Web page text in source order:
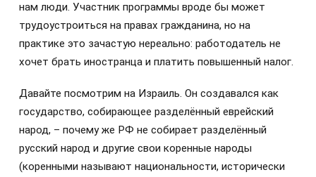
нам люди. Участник программы вроде бы может
трудоустроиться на правах гражданина, но на
практике это зачастую нереально: работодатель не
хочет брать иностранца и платить повышенный налог.
Давайте посмотрим на Израиль. Он создавался как
государство, собирающее разделённый еврейский
народ, – почему же РФ не собирает разделённый
русский народ и другие свои коренные народы
(коренными называют национальности, исторически